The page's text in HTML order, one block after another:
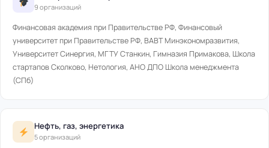
9 организаций
Финансовая академия при Правительстве РФ, Финансовый
университет при Правительстве РФ, ВАВТ Минэкономразвития,
Университет Синергия, МГТУ Станкин, Гимназия Примакова, Школа
стартапов Сколково, Нетология, АНО ДПО Школа менеджмента
(СПб)
Нефть, газ, энергетика
5 организаций